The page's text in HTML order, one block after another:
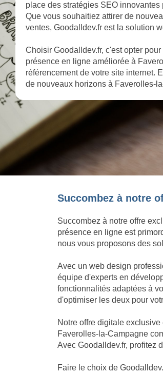
place des stratégies SEO
Que vous souhaitiez attirer de
ventes, Goodalldev.fr est la solution
Choisir Goodalldev.fr, c'est opter
présence en ligne améliorée à
référencement de votre site internet.
de nouveaux horizons à Faverolles-
Succombez à notre
Succombez à notre offre
présence en ligne est
nous vous proposons des
Avec un web design
équipe d'experts en
fonctionnalités adaptées à
d'optimiser les deux pour
Notre offre digitale
Faverolles-la-Campagne
Avec Goodalldev.fr, profitez
Faire le choix de